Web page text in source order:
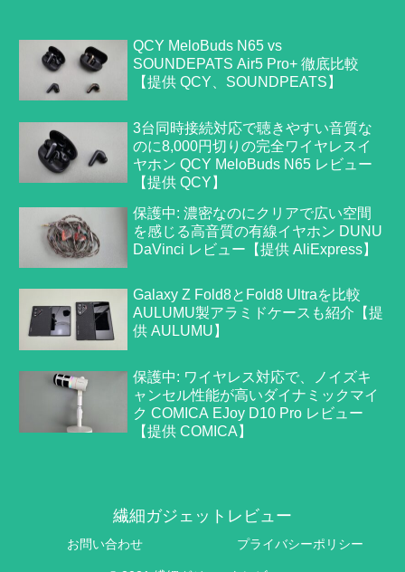
QCY MeloBuds N65 vs
SOUNDEPATS Air5 Pro+ 徹底比較
【提供 QCY、SOUNDPEATS】
3台同時接続対応で聴きやすい音質な
のに8,000円切りの完全ワイヤレスイ
ヤホン QCY MeloBuds N65 レビュー
【提供 QCY】
保護中: 濃密なのにクリアで広い空間
を感じる高音質の有線イヤホン DUNU
DaVinci レビュー【提供 AliExpress】
Galaxy Z Fold8とFold8 Ultraを比較
AULUMU製アラミドケースも紹介【提
供 AULUMU】
保護中: ワイヤレス対応で、ノイズキ
ャンセル性能が高いダイナミックマイ
ク COMICA EJoy D10 Pro レビュー
【提供 COMICA】
繊細ガジェットレビュー
お問い合わせ プライバシーポリシー